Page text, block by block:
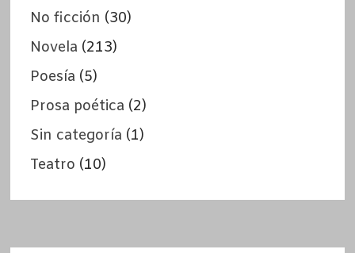
No ficción (30)
Novela (213)
Poesía (5)
Prosa poética (2)
Sin categoría (1)
Teatro (10)